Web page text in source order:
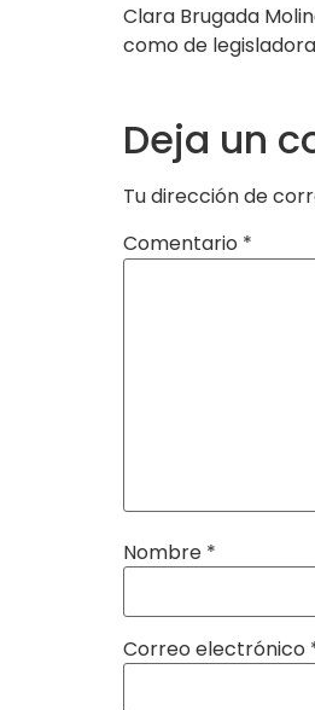
Clara Brugada
como de
Deja un
Tu dirección de
Comentario *
Nombre *
Correo electrónico